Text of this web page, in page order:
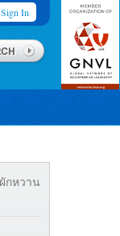
Sign In
กหวาน